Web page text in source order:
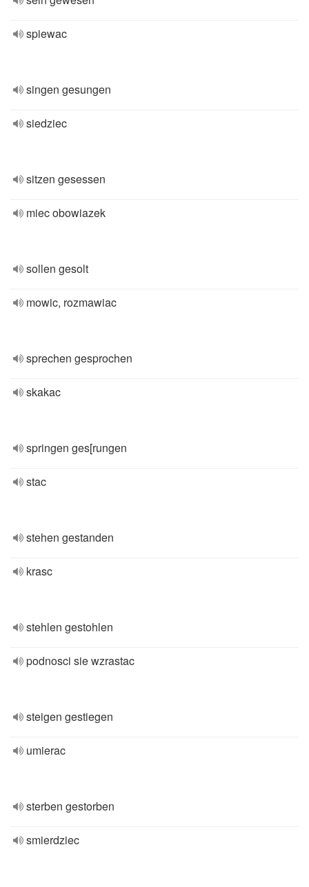
spiewac
singen gesungen
siedziec
sitzen gesessen
miec obowiazek
sollen gesolt
mowic, rozmawiac
sprechen gesprochen
skakac
springen ges[rungen
stac
stehen gestanden
krasc
stehlen gestohlen
podnosci sie wzrastac
steigen gestiegen
umierac
sterben gestorben
smierdziec